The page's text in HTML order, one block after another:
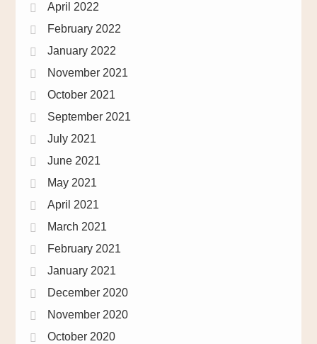
April 2022
February 2022
January 2022
November 2021
October 2021
September 2021
July 2021
June 2021
May 2021
April 2021
March 2021
February 2021
January 2021
December 2020
November 2020
October 2020